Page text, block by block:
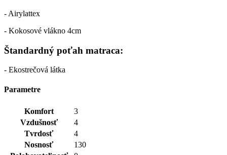
- Airylattex
- Kokosové vlákno 4cm
Štandardný poťah matraca:
- Ekostrečová látka
Parametre
Komfort
3
Vzdušnosť
4
Tvrdosť
4
Nosnosť
130